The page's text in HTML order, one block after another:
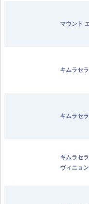
マウント
キムラセ
キムラセ
キムラセ
ヴィニョ